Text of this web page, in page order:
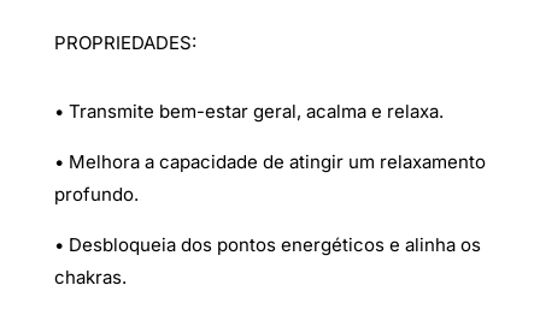
PROPRIEDADES:
• Transmite bem-estar geral, acalma e relaxa.
• Melhora a capacidade de atingir um relaxamento
profundo.
• Desbloqueia dos pontos energéticos e alinha os
chakras.